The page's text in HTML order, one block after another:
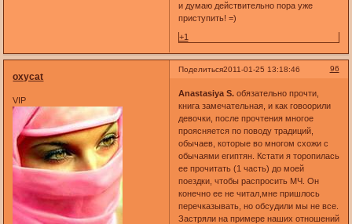
и думаю действительно пора уже
приступить! =)
+1
Поделиться 96
2011-01-25 13:18:46
oxycat
VIP
Anastasiya S.обязательно прочти,
книга замечательная, и как говоорили
девочки, после прочтения многое
проясняется по поводу традиций,
обычаев, которые во многом схожи с
обычаями египтян. Кстати я торопилась
ее прочитать (1 часть) до моей
поездки, чтобы распросить МЧ. Он
конечно ее не читал,мне пришлось
перечказывать, но обсудили мы не все.
Застряли на примере наших отношений